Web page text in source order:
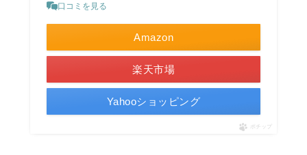
口コミを見る
Amazon
楽天市場
Yahooショッピング
ポチップ